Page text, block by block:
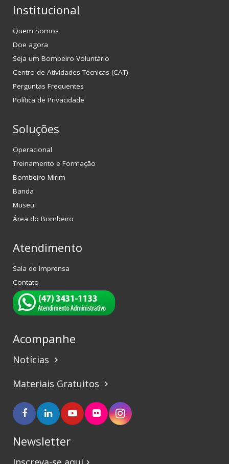
Institucional
Quem Somos
Doe agora
Seja um Bombeiro Voluntário
Centro de Atividades Técnicas (CAT)
Perguntas Frequentes
Política de Privacidade
Soluções
Operacional
Treinamento e Formação
Bombeiro Mirim
Banda
Museu
Área do Bombeiro
Atendimento
Sala de Imprensa
Contato
Acompanhe
Notícias keyboard_arrow_right
Materiais Gratuitos keyboard_arrow_right
Newsletter